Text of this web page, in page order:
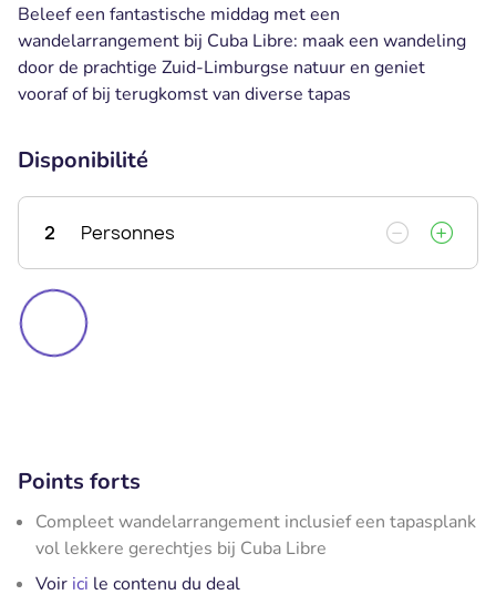
Beleef een fantastische middag met een
wandelarrangement bij Cuba Libre: maak een wandeling
door de prachtige Zuid-Limburgse natuur en geniet
vooraf of bij terugkomst van diverse tapas
Disponibilité
2 Personnes
Points forts
Compleet wandelarrangement inclusief een tapasplank
vol lekkere gerechtjes bij Cuba Libre
Voir ici le contenu du deal